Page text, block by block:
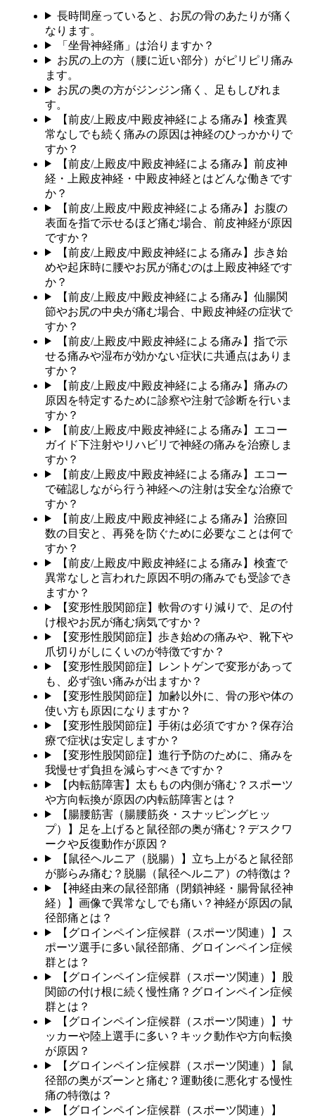
長時間座っていると、お尻の骨のあたりが痛く
なります。
「坐骨神経痛」は治りますか？
お尻の上の方（腰に近い部分）がピリピリ痛み
ます。
お尻の奥の方がジンジン痛く、足もしびれま
す。
【前皮/上殿皮/中殿皮神経による痛み】検査異
常なしでも続く痛みの原因は神経のひっかかりで
すか？
【前皮/上殿皮/中殿皮神経による痛み】前皮神
経・上殿皮神経・中殿皮神経とはどんな働きです
か？
【前皮/上殿皮/中殿皮神経による痛み】お腹の
表面を指で示せるほど痛む場合、前皮神経が原因
ですか？
【前皮/上殿皮/中殿皮神経による痛み】歩き始
めや起床時に腰やお尻が痛むのは上殿皮神経です
か？
【前皮/上殿皮/中殿皮神経による痛み】仙腸関
節やお尻の中央が痛む場合、中殿皮神経の症状で
すか？
【前皮/上殿皮/中殿皮神経による痛み】指で示
せる痛みや湿布が効かない症状に共通点はありま
すか？
【前皮/上殿皮/中殿皮神経による痛み】痛みの
原因を特定するために診察や注射で診断を行いま
すか？
【前皮/上殿皮/中殿皮神経による痛み】エコー
ガイド下注射やリハビリで神経の痛みを治療しま
すか？
【前皮/上殿皮/中殿皮神経による痛み】エコー
で確認しながら行う神経への注射は安全な治療で
すか？
【前皮/上殿皮/中殿皮神経による痛み】治療回
数の目安と、再発を防ぐために必要なことは何で
すか？
【前皮/上殿皮/中殿皮神経による痛み】検査で
異常なしと言われた原因不明の痛みでも受診でき
ますか？
【変形性股関節症】軟骨のすり減りで、足の付
け根やお尻が痛む病気ですか？
【変形性股関節症】歩き始めの痛みや、靴下や
爪切りがしにくいのが特徴ですか？
【変形性股関節症】レントゲンで変形があって
も、必ず強い痛みが出ますか？
【変形性股関節症】加齢以外に、骨の形や体の
使い方も原因になりますか？
【変形性股関節症】手術は必須ですか？保存治
療で症状は安定しますか？
【変形性股関節症】進行予防のために、痛みを
我慢せず負担を減らすべきですか？
【内転筋障害】太ももの内側が痛む？スポーツ
や方向転換が原因の内転筋障害とは？
【腸腰筋害（腸腰筋炎・スナッピングヒッ
プ）】足を上げると鼠径部の奥が痛む？デスクワ
ークや反復動作が原因？
【鼠径ヘルニア（脱腸）】立ち上がると鼠径部
が膨らみ痛む？脱腸（鼠径ヘルニア）の特徴は？
【神経由来の鼠径部痛（閉鎖神経・腸骨鼠径神
経）】画像で異常なしでも痛い？神経が原因の鼠
径部痛とは？
【グロインペイン症候群（スポーツ関連）】ス
ポーツ選手に多い鼠径部痛、グロインペイン症候
群とは？
【グロインペイン症候群（スポーツ関連）】股
関節の付け根に続く慢性痛？グロインペイン症候
群とは？
【グロインペイン症候群（スポーツ関連）】サ
ッカーや陸上選手に多い？キック動作や方向転換
が原因？
【グロインペイン症候群（スポーツ関連）】鼠
径部の奥がズーンと痛む？運動後に悪化する慢性
痛の特徴は？
【グロインペイン症候群（スポーツ関連）】